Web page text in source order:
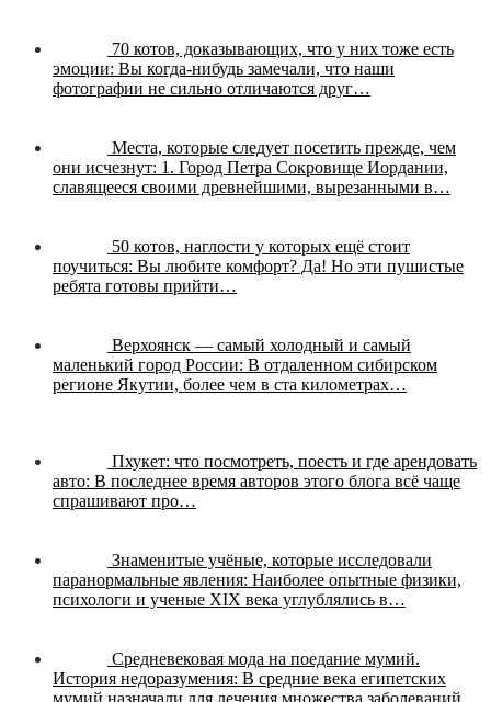
70 котов, доказывающих, что у них тоже есть
эмоции: Вы когда-нибудь замечали, что наши
фотографии не сильно отличаются друг…
Места, которые следует посетить прежде, чем
они исчезнут: 1. Город Петра Сокровище Иордании,
славящееся своими древнейшими, вырезанными в…
50 котов, наглости у которых ещё стоит
поучиться: Вы любите комфорт? Да! Но эти пушистые
ребята готовы прийти…
Верхоянск — самый холодный и самый
маленький город России: В отдаленном сибирском
регионе Якутии, более чем в ста километрах…
Пхукет: что посмотреть, поесть и где арендовать
авто: В последнее время авторов этого блога всё чаще
спрашивают про…
Знаменитые учёные, которые исследовали
паранормальные явления: Наиболее опытные физики,
психологи и ученые XIX века углублялись в…
Средневековая мода на поедание мумий.
История недоразумения: В средние века египетских
мумий назначали для лечения множества заболеваний.